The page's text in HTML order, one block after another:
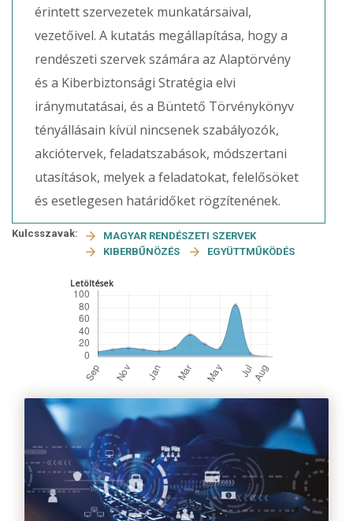
érintett szervezetek munkatársaival,
vezetőivel. A kutatás megállapítása, hogy a
rendészeti szervek számára az Alaptörvény
és a Kiberbiztonsági Stratégia elvi
iránymutatásai, és a Büntető Törvénykönyv
tényállásain kívül nincsenek szabályozók,
akciótervek, feladatszabások, módszertani
utasítások, melyek a feladatokat, felelősöket
és esetlegesen határidőket rögzítenének.
Kulcsszavak:
MAGYAR RENDÉSZETI SZERVEK
KIBERBŰNÖZÉS
EGYÜTTMŰKÖDÉS
Letöltések